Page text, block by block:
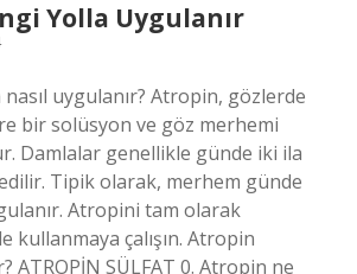
Yolla Uygulanır
uygulanır? Atropin, gözlerde
bir solüsyon ve göz merhemi
Damlalar genellikle günde iki ila
Tipik olarak, merhem günde
Atropini tam olarak
kullanmaya çalışın. Atropin
ATROPİN SÜLFAT 0. Atropin ne